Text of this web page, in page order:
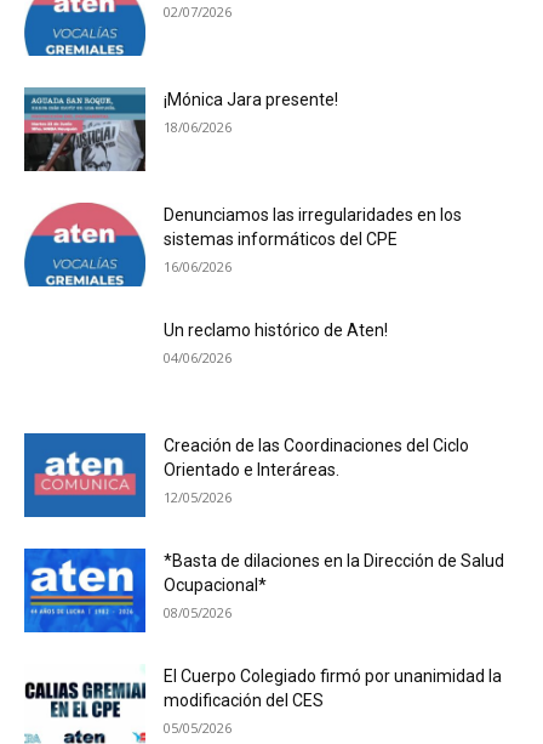
02/07/2026
¡Mónica Jara presente!
18/06/2026
Denunciamos las irregularidades en los
sistemas informáticos del CPE
16/06/2026
Un reclamo histórico de Aten!
04/06/2026
Creación de las Coordinaciones del Ciclo
Orientado e Interáreas.
12/05/2026
*Basta de dilaciones en la Dirección de Salud
Ocupacional*
08/05/2026
El Cuerpo Colegiado firmó por unanimidad la
modificación del CES
05/05/2026